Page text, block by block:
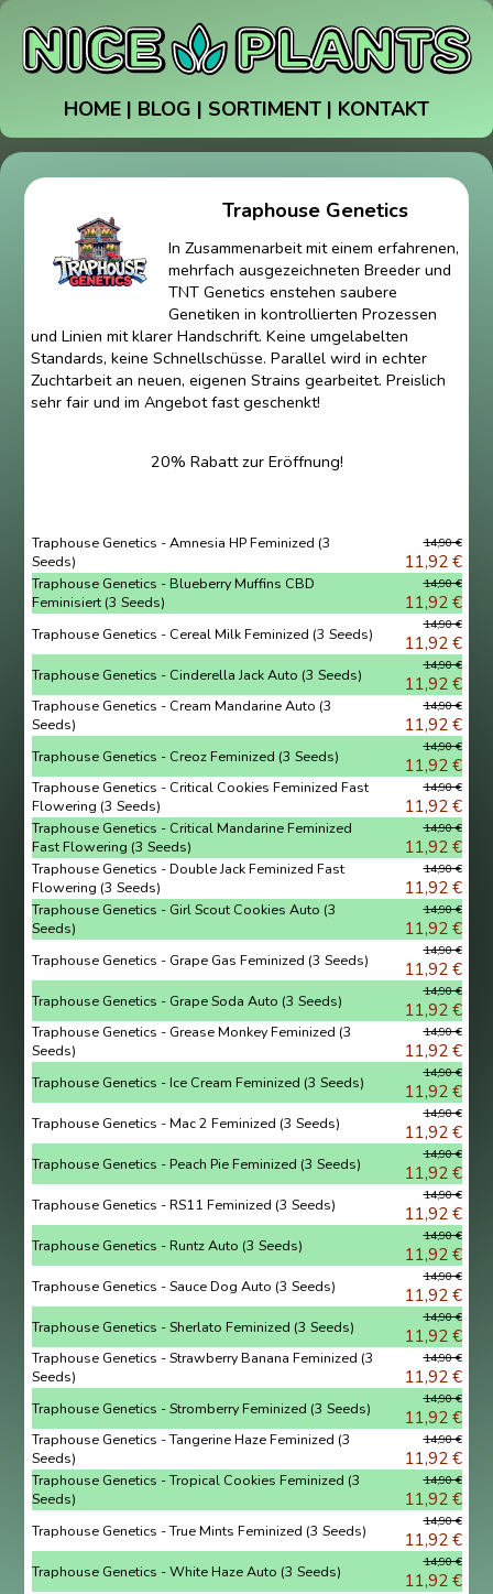
HOME | BLOG | SORTIMENT | KONTAKT
Traphouse Genetics
In Zusammenarbeit mit einem erfahrenen,
mehrfach ausgezeichneten Breeder und
TNT Genetics enstehen saubere
Genetiken in kontrollierten Prozessen
und Linien mit klarer Handschrift. Keine umgelabelten
Standards, keine Schnellschüsse. Parallel wird in echter
Zuchtarbeit an neuen, eigenen Strains gearbeitet. Preislich
sehr fair und im Angebot fast geschenkt!
20% Rabatt zur Eröffnung!
Traphouse Genetics - Amnesia HP Feminized (3
Seeds)
14,90 €
11,92 €
Traphouse Genetics - Blueberry Muffins CBD
Feminisiert (3 Seeds)
14,90 €
11,92 €
Traphouse Genetics - Cereal Milk Feminized (3 Seeds)
14,90 €
11,92 €
Traphouse Genetics - Cinderella Jack Auto (3 Seeds)
14,90 €
11,92 €
Traphouse Genetics - Cream Mandarine Auto (3
Seeds)
14,90 €
11,92 €
Traphouse Genetics - Creoz Feminized (3 Seeds)
14,90 €
11,92 €
Traphouse Genetics - Critical Cookies Feminized Fast
Flowering (3 Seeds)
14,90 €
11,92 €
Traphouse Genetics - Critical Mandarine Feminized
Fast Flowering (3 Seeds)
14,90 €
11,92 €
Traphouse Genetics - Double Jack Feminized Fast
Flowering (3 Seeds)
14,90 €
11,92 €
Traphouse Genetics - Girl Scout Cookies Auto (3
Seeds)
14,90 €
11,92 €
Traphouse Genetics - Grape Gas Feminized (3 Seeds)
14,90 €
11,92 €
Traphouse Genetics - Grape Soda Auto (3 Seeds)
14,90 €
11,92 €
Traphouse Genetics - Grease Monkey Feminized (3
Seeds)
14,90 €
11,92 €
Traphouse Genetics - Ice Cream Feminized (3 Seeds)
14,90 €
11,92 €
Traphouse Genetics - Mac 2 Feminized (3 Seeds)
14,90 €
11,92 €
Traphouse Genetics - Peach Pie Feminized (3 Seeds)
14,90 €
11,92 €
Traphouse Genetics - RS11 Feminized (3 Seeds)
14,90 €
11,92 €
Traphouse Genetics - Runtz Auto (3 Seeds)
14,90 €
11,92 €
Traphouse Genetics - Sauce Dog Auto (3 Seeds)
14,90 €
11,92 €
Traphouse Genetics - Sherlato Feminized (3 Seeds)
14,90 €
11,92 €
Traphouse Genetics - Strawberry Banana Feminized (3
Seeds)
14,90 €
11,92 €
Traphouse Genetics - Stromberry Feminized (3 Seeds)
14,90 €
11,92 €
Traphouse Genetics - Tangerine Haze Feminized (3
Seeds)
14,90 €
11,92 €
Traphouse Genetics - Tropical Cookies Feminized (3
Seeds)
14,90 €
11,92 €
Traphouse Genetics - True Mints Feminized (3 Seeds)
14,90 €
11,92 €
Traphouse Genetics - White Haze Auto (3 Seeds)
14,90 €
11,92 €